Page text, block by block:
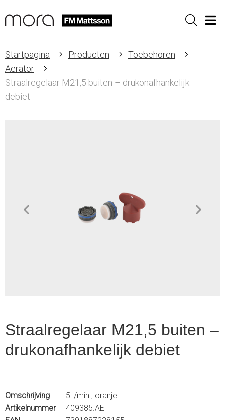
Sök
Startpagina Producten
Toebehoren
Aerator
Straalregelaar M21,5 buiten – drukonafhankelijk
debiet
Straalregelaar M21,5 buiten –
drukonafhankelijk debiet
Omschrijving
5 l/min., oranje
Artikelnummer
409385.AE